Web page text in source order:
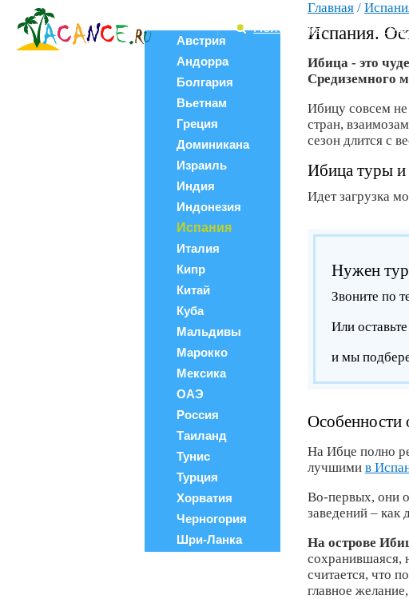
Поиск тура
Австрия
Андорра
Болгария
Вьетнам
Греция
Доминикана
Израиль
Индия
Индонезия
Испания
Италия
Кипр
Китай
Куба
Мальдивы
Марокко
Мексика
ОАЭ
Россия
Таиланд
Тунис
Турция
Хорватия
Черногория
Шри-Ланка
Главная /
Испания.
Ибица - это
Средиземного
Ибицу совсем
стран,
сезон длится с
Ибица туры
Идет загрузка
Нужен
Звоните по
Или
и мы
Особенности
На Ибце полно
лучшими в
Во-первых, они
заведений – как
На острове
сохранившаяся,
считается, что
главное